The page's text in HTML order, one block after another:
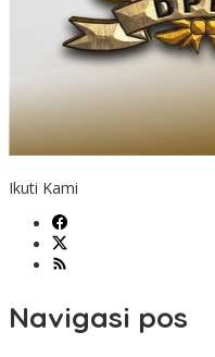
Ikuti Kami
Navigasi pos